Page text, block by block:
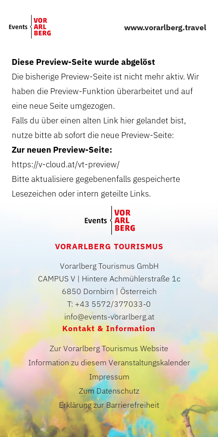
www.vorarlberg.travel
Diese Preview-Seite wurde abgelöst
Die bisherige Preview-Seite ist nicht mehr aktiv. Wir
haben die Preview-Funktion überarbeitet und auf
eine neue Seite umgezogen.
Falls du über einen alten Link hier gelandet bist,
nutze bitte ab sofort die neue Preview-Seite:
Zur neuen Preview-Seite:
https://v-cloud.at/vt-preview/
Bitte aktualisiere gegebenenfalls gespeicherte
Lesezeichen oder intern geteilte Links.
VORARLBERG TOURISMUS
Vorarlberg Tourismus GmbH
CAMPUS V | Hintere Achmühlerstraße 1c
6850 Dornbirn | Österreich
T: +43 5572/377033-0
info@events-vorarlberg.at
Kontakt & Information
Zur Vorarlberg Tourismus Website
Information zu diesem Veranstaltungskalender
Impressum
Zum Datenschutz
Erklärung zur Barrierefreiheit